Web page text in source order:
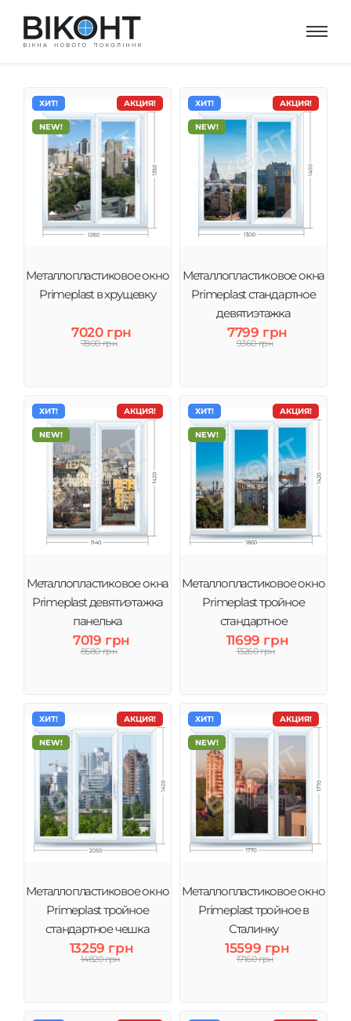
АКЦИЯ!
ХИТ!
NEW!
Металлопластиковое окно
Primeplast в хрущевку
7020 грн
7800 грн
АКЦИЯ!
ХИТ!
NEW!
Металлопластиковое окна
Primeplast стандартное
девятиэтажка
7799 грн
9360 грн
АКЦИЯ!
ХИТ!
NEW!
Металлопластиковое окна
Primeplast девятиэтажка
панелька
7019 грн
8580 грн
АКЦИЯ!
ХИТ!
NEW!
Металлопластиковое окно
Primeplast тройное
стандартное
11699 грн
13260 грн
АКЦИЯ!
ХИТ!
NEW!
Металлопластиковое окно
Primeplast тройное
стандартное чешка
13259 грн
14820 грн
АКЦИЯ!
ХИТ!
NEW!
Металлопластиковое окно
Primeplast тройное в
Сталинку
15599 грн
17160 грн